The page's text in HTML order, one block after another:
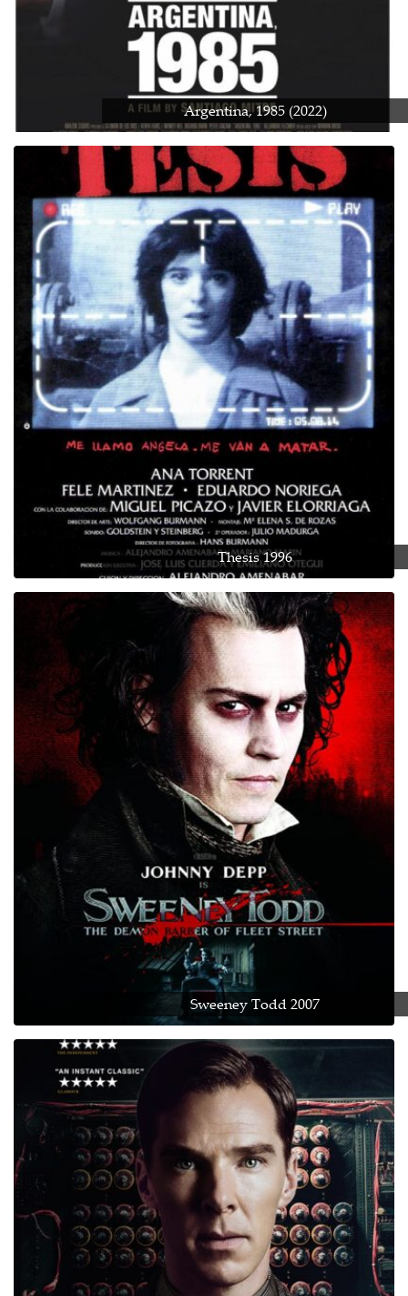
Argentina, 1985 (2022)
Thesis 1996
Sweeney Todd 2007